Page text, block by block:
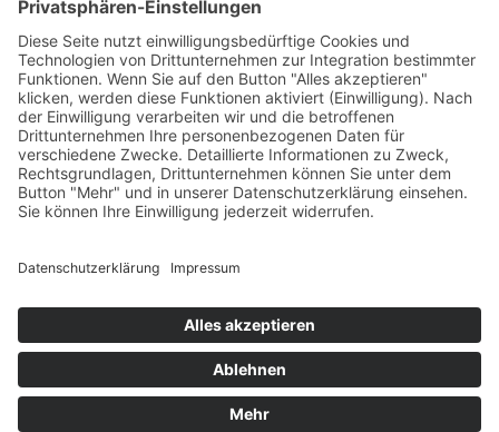
Wir wollen Ihr persönlicher Online Marine Spezialist sein,
der sich auf die Fahne geschrieben hat, der zuverlässigste
und preiswerteste Anbieter zu sein.
Wir sind ständig im Wachstum und wissen Ihr Vertrauen zu
schätzen.
Kay-Lucas Kaniewski
YouTubeFacebook